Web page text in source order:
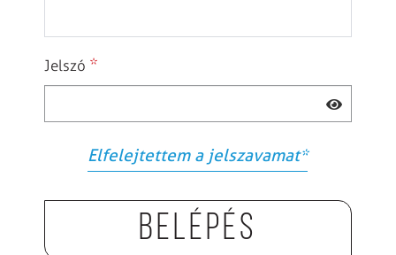
Jelszó *
Elfelejtettem a jelszavamat*
Belépés